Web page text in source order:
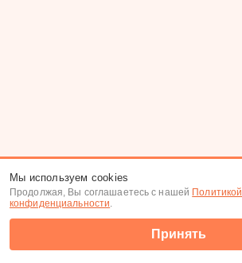
Мы используем cookies
Продолжая, Вы соглашаетесь с нашей Политикой
конфиденциальности.
Принять